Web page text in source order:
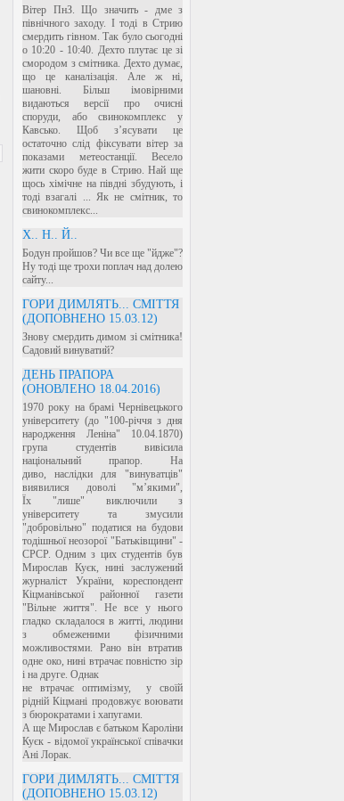
Вітер ПнЗ. Що значить - дме з
північного заходу. І тоді в Стрию
смердить гівном. Так було сьогодні
о 10:20 - 10:40. Дехто плутає це зі
смородом з смітника. Дехто думає,
що це каналізація. Але ж ні,
шановні. Більш імовірними
видаються версії про очисні
споруди, або свинокомплекс у
Кавсько. Щоб з’ясувати це
остаточно слід фіксувати вітер за
показами метеостанції. Весело
жити скоро буде в Стрию. Най ще
щось хімічне на півдні збудують, і
тоді взагалі ... Як не смітник, то
свинокомплекс...
Х.. Н.. Й..
Бодун пройшов? Чи все ще "йдже"?
Ну тоді ще трохи поплач над долею
сайту...
ГОРИ ДИМЛЯТЬ... СМІТТЯ
(ДОПОВНЕНО 15.03.12)
Знову смердить димом зі смітника!
Садовий винуватий?
ДЕНЬ ПРАПОРА
(ОНОВЛЕНО 18.04.2016)
1970 року на брамі Чернівецького
університету (до "100-річчя з дня
народження Леніна" 10.04.1870)
група студентів вивісила
національний прапор. На
диво, наслідки для "винуватців"
виявилися доволі "м’якими",
Їх "лише" виключили з
університету та змусили
"добровільно" податися на будови
тодішньої неозорої "Батьківщини" -
СРСР. Одним з цих студентів був
Мирослав Куєк, нині заслужений
журналіст України, кореспондент
Кіцманівської районної газети
"Вільне життя". Не все у нього
гладко складалося в житті, людини
з обмеженими фізичними
можливостями. Рано він втратив
одне око, нині втрачає повністю зір
і на друге. Однак
не втрачає оптимізму, у своїй
рідній Кіцмані продовжує воювати
з бюрократами і хапугами.
А ще Мирослав є батьком Кароліни
Куєк - відомої української співачки
Ані Лорак.
ГОРИ ДИМЛЯТЬ... СМІТТЯ
(ДОПОВНЕНО 15.03.12)